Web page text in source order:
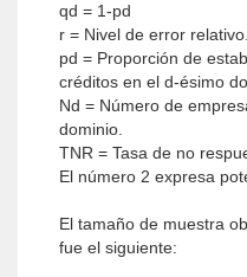
qd = 1-pd
r = Nivel de error relativo.
pd = Proporción de
créditos en el d-ésimo
Nd = Número de
dominio.
TNR = Tasa de no
El número 2 expresa
El tamaño de muestra
fue el siguiente: